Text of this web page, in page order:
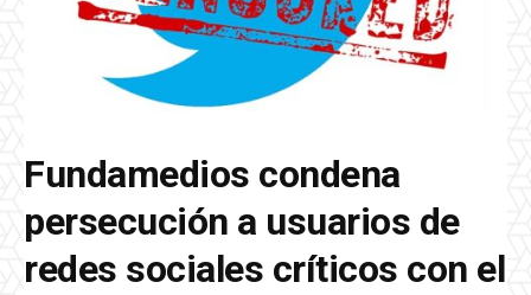
Fundamedios condena
persecución a usuarios de
redes sociales críticos con el